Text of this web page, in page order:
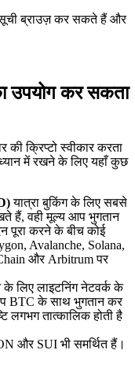
सूची ब्राउज़ कर सकते हैं और
उपयोग कर सकता
क्रिप्टो स्वीकार करता
में रखने के लिए यहाँ कुछ
यात्रा बुकिंग के लिए सबसे
हैं, वही मूल्य आप भुगतान
करने के बीच कोई
Avalanche, Solana,
और Arbitrum पर
लिए लाइटनिंग नेटवर्क के
BTC के साथ भुगतान कर
लगभग तात्कालिक होती है
और SUI भी समर्थित हैं।